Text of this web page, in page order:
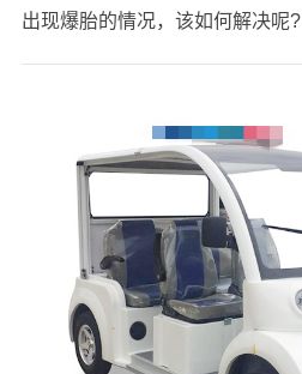
出现爆胎的情况，该如何解决呢?